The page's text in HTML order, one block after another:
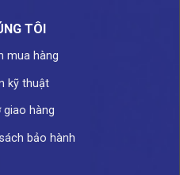
TÔI
mua hàng
kỹ thuật
giao hàng
bảo hành